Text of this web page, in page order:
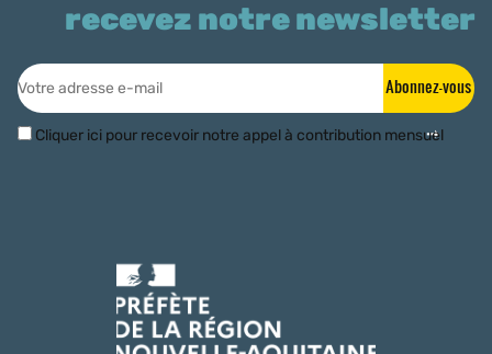
recevez notre newsletter
Abonnez-vous
Cliquer ici pour recevoir notre appel à contribution mensuel